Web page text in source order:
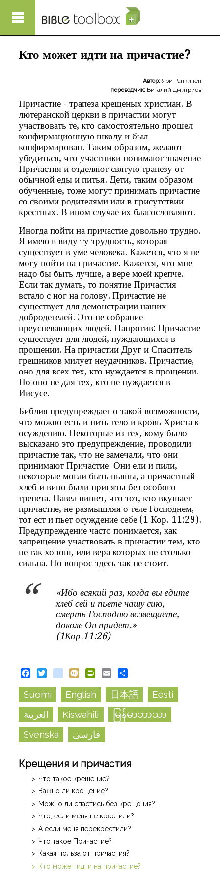
Перейти к основному содержанию
Кто может идти на причастие?
Автор: Яри Ранкинен
переводчик: Виталий Дмитриев
Причастие - трапеза крещеных христиан. В
лютеранской церкви в причастии могут
участвовать те, кто самостоятельно прошел
конфирмационную школу и был
конфирмирован. Таким образом, желают
убедиться, что участники понимают значение
Причастия и отделяют святую трапезу от
обычной еды и питья. Дети, таким образом
обученные, тоже могут принимать причастие
со своими родителями или в присутствии
крестных. В ином случае их благословляют.
Иногда пойти на причастие довольно трудно.
Я имею в виду ту трудность, которая
существует в уме человека. Кажется, что я не
могу пойти на причастие. Кажется, что мне
надо бы быть лучше, а вере моей крепче.
Если так думать, то понятие Причастия
встало с ног на голову. Причастие не
существует для демонстрации наших
добродетелей. Это не собрание
преуспевающих людей. Напротив: Причастие
существует для людей, нуждающихся в
прощении. На причастии Друг и Спаситель
грешников милует неудачников. Причастие,
оно для всех тех, кто нуждается в прощении.
Но оно не для тех, кто не нуждается в
Иисусе.
Библия предупреждает о такой возможности,
что можно есть и пить тело и кровь Христа к
осуждению. Некоторые из тех, кому было
высказано это предупреждение, проводили
причастие так, что не замечали, что они
принимают Причастие. Они ели и пили,
некоторые могли быть пьяны, а причастный
хлеб и вино были приняты без особого
трепета. Павел пишет, что тот, кто вкушает
причастие, не размышляя о теле Господнем,
тот ест и пьет осуждение себе (1 Кор. 11:29).
Предупреждение часто понимается, как
запрещение участвовать в причастии тем, кто
не так хорош, или вера которых не столько
сильна. Но вопрос здесь так не стоит.
«Ибо всякий раз, когда вы едите
хлеб сей и пьете чашу сию,
смерть Господню возвещаете,
доколе Он придет.»
(1Кор.11:26)
FacebookTwitterblogger_post
Mixi PrintFriendly
Email
Suomi English 日本語
Eesti
العربية
Kiswahili
မြန်မာဘာသာ
Svenska
فارسی
Крещения и причастия
Что такое крещение?
Важно ли крещение?
Можно ли спастись без крещения?
Что, если меня не крестили?
А если меня перекрестили?
Что такое Причастие?
Какая польза от причастия?
Кто может идти на причастие?